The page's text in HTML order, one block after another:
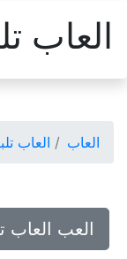
العاب
العاب العاب
العب العاب